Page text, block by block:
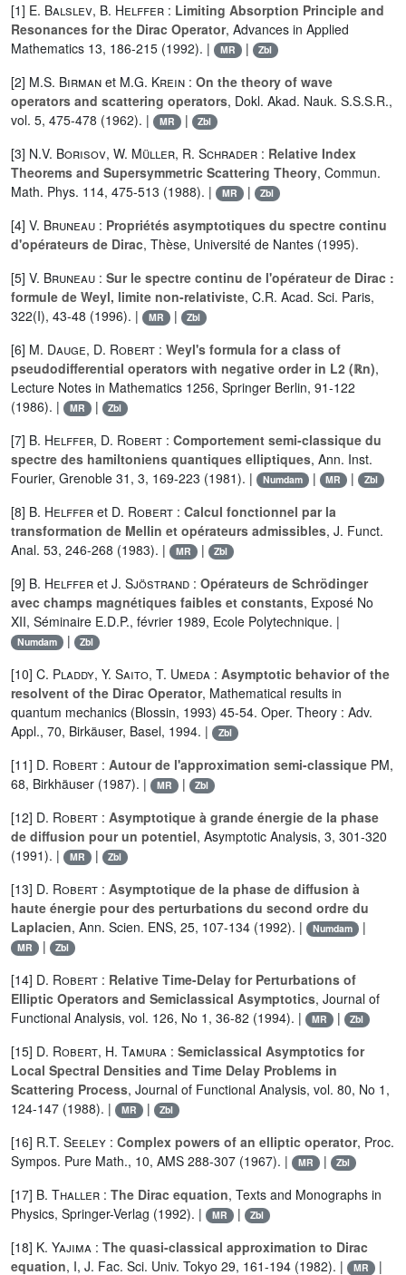
[1] E. Balslev, B. Helffer : Limiting Absorption Principle and
Resonances for the Dirac Operator, Advances in Applied
Mathematics 13, 186-215 (1992). |
MR | Zbl
[2] M.S. Birman et M.G. Krein : On the theory of wave
operators and scattering operators, Dokl. Akad. Nauk. S.S.S.R.,
vol. 5, 475-478 (1962). |
MR | Zbl
[3] N.V. Borisov, W. Müller, R. Schrader : Relative Index
Theorems and Supersymmetric Scattering Theory, Commun.
Math. Phys. 114, 475-513 (1988). |
MR | Zbl
[4] V. Bruneau : Propriétés asymptotiques du spectre continu
d'opérateurs de Dirac, Thèse, Université de Nantes (1995).
[5] V. Bruneau : Sur le spectre continu de l'opérateur de Dirac :
formule de Weyl, limite non-relativiste, C.R. Acad. Sci. Paris,
322(I), 43-48 (1996). |
MR | Zbl
[6] M. Dauge, D. Robert : Weyl's formula for a class of
pseudodifferential operators with negative order in L2 (ℝn),
Lecture Notes in Mathematics 1256, Springer Berlin, 91-122
(1986). |
MR | Zbl
[7] B. Helffer, D. Robert : Comportement semi-classique du
spectre des hamiltoniens quantiques elliptiques, Ann. Inst.
Fourier, Grenoble 31, 3, 169-223 (1981). |
Numdam | MR | Zbl
[8] B. Helffer et D. Robert : Calcul fonctionnel par la
transformation de Mellin et opérateurs admissibles, J. Funct.
Anal. 53, 246-268 (1983). |
MR | Zbl
[9] B. Helffer et J. Sjöstrand : Opérateurs de Schrödinger
avec champs magnétiques faibles et constants, Exposé No
XII, Séminaire E.D.P., février 1989, Ecole Polytechnique. |
Numdam | Zbl
[10] C. Pladdy, Y. Saito, T. Umeda : Asymptotic behavior of the
resolvent of the Dirac Operator, Mathematical results in
quantum mechanics (Blossin, 1993) 45-54. Oper. Theory : Adv.
Appl., 70, Birkäuser, Basel, 1994. |
Zbl
[11] D. Robert : Autour de l'approximation semi-classique PM,
68, Birkhäuser (1987). |
MR | Zbl
[12] D. Robert : Asymptotique à grande énergie de la phase
de diffusion pour un potentiel, Asymptotic Analysis, 3, 301-320
(1991). |
MR | Zbl
[13] D. Robert : Asymptotique de la phase de diffusion à
haute énergie pour des perturbations du second ordre du
Laplacien, Ann. Scien. ENS, 25, 107-134 (1992). | Numdam |
MR | Zbl
[14] D. Robert : Relative Time-Delay for Perturbations of
Elliptic Operators and Semiclassical Asymptotics, Journal of
Functional Analysis, vol. 126, No 1, 36-82 (1994). |
MR | Zbl
[15] D. Robert, H. Tamura : Semiclassical Asymptotics for
Local Spectral Densities and Time Delay Problems in
Scattering Process, Journal of Functional Analysis, vol. 80, No 1,
124-147 (1988). |
MR | Zbl
[16] R.T. Seeley : Complex powers of an elliptic operator, Proc.
Sympos. Pure Math., 10, AMS 288-307 (1967). |
MR | Zbl
[17] B. Thaller : The Dirac equation, Texts and Monographs in
Physics, Springer-Verlag (1992). |
MR | Zbl
[18] K. Yajima : The quasi-classical approximation to Dirac
equation, I, J. Fac. Sci. Univ. Tokyo 29, 161-194 (1982). | MR |